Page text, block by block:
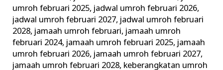
umroh februari 2025, jadwal umroh februari 2026,
jadwal umroh februari 2027, jadwal umroh februari
2028, jamaah umroh februari, jamaah umroh
februari 2024, jamaah umroh februari 2025, jamaah
umroh februari 2026, jamaah umroh februari 2027,
jamaah umroh februari 2028, keberangkatan umroh